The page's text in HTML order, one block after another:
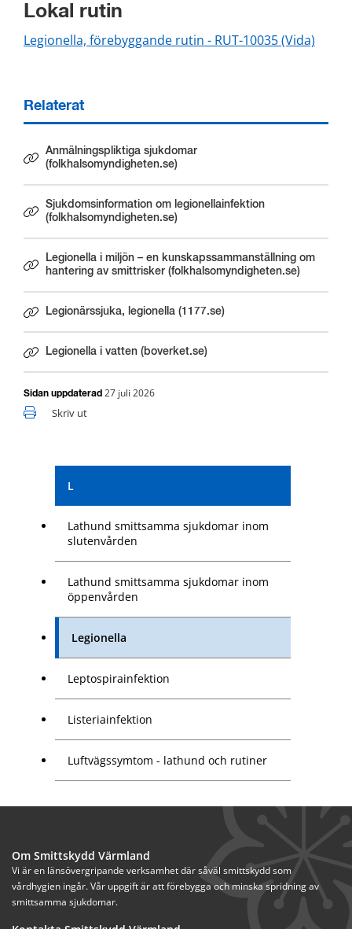
L
Lathund smittsamma sjukdomar inom
slutenvården
Lathund smittsamma sjukdomar inom
öppenvården
Legionella
Leptospirainfektion
Listeriainfektion
Luftvägssymtom - lathund och rutiner
Lokal rutin
Legionella, förebyggande rutin - RUT-10035 (Vida)
Relaterat
Anmälningspliktiga sjukdomar
(folkhalsomyndigheten.se)
Länk till annan webbplats.
Sjukdomsinformation om legionellainfektion
(folkhalsomyndigheten.se)
Länk till annan webbplats.
Legionella i miljön – en kunskapssammanställning om
hantering av smittrisker (folkhalsomyndigheten.se)
Länk till annan webbplats.
Legionärssjuka, legionella (1177.se)
Länk till annan webbplats.
Legionella i vatten (boverket.se)
Länk till annan webbplats.
Sidan uppdaterad 27 juli 2026
Skriv ut
Om Smittskydd Värmland
Vi är en länsövergripande verksamhet där såväl smittskydd som
vårdhygien ingår. Vår uppgift är att förebygga och minska spridning av
smittsamma sjukdomar.